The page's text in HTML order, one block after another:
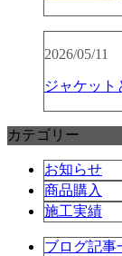
2026/05/11
ジャケット
カテゴリー
お知らせ
商品購入
施工実績
ブログ記事